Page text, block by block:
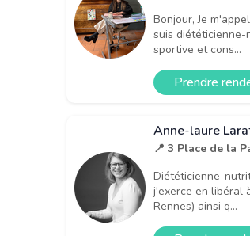
Bonjour, Je
suis diététicienne-
sportive et cons...
Prendre
Anne-laure
📍 3 Place de la
Diététicienne-
j'exerce en libéral
Rennes) ainsi q...